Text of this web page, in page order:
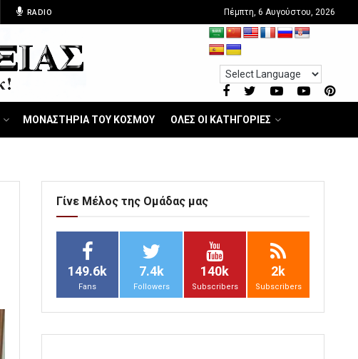
RADIO Πέμπτη, 6 Αυγούστου, 2026
ΜΟΝΑΣΤΗΡΙΑ ΤΟΥ ΚΟΣΜΟΥ ΟΛΕΣ ΟΙ ΚΑΤΗΓΟΡΙΕΣ
Γίνε Μέλος της Ομάδας μας
149.6k
Fans
7.4k
Followers
140k
Subscribers
2k
Subscribers